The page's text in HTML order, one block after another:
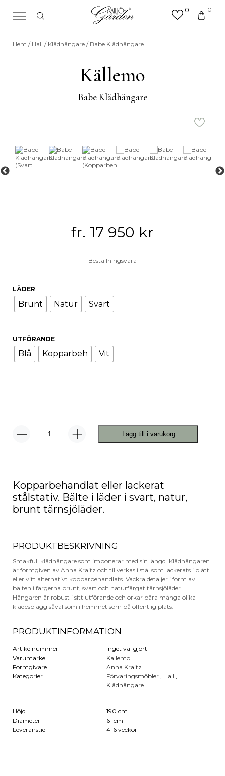
0 0
Sök efter valfri produkt eller
kategori
Hem / Hall / Klädhängare / Babe Klädhängare
Källemo
Babe Klädhängare
fr. 17 950 kr
Beställningsvara
LÄDER
Brunt Natur Svart
UTFÖRANDE
Blå Kopparbeh Vit
Babe
Lägg till i varukorg
Kopparbehandlat eller lackerat
stålstativ. Bälte i läder i svart, natur,
brunt tärnsjöläder.
PRODUKTBESKRIVNING
Smakfull klädhängare som imponerar med sin längd. Klädhängaren
är formgiven av Anna Kraitz och tillverkas i stål som lackerats i blått
eller vitt alternativt kopparbehandlats. Vackra detaljer i form av
bälten i färgerna brunt, svart och naturfärgat tärnsjöläder.
Hängaren är robust i sitt utförande och orkar bära många olika
klädesplagg såväl som i hemmet som på offentlig plats.
PRODUKTINFORMATION
Artikelnummer
Inget val gjort
Varumärke
Källemo
Formgivare
Anna Kraitz
Kategorier
Förvaringsmöbler Hall
Klädhängare
Höjd
190 cm
Diameter
61 cm
Leveranstid
4-6 veckor